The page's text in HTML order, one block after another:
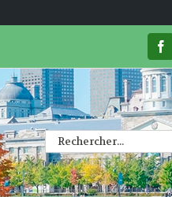
Rechercher